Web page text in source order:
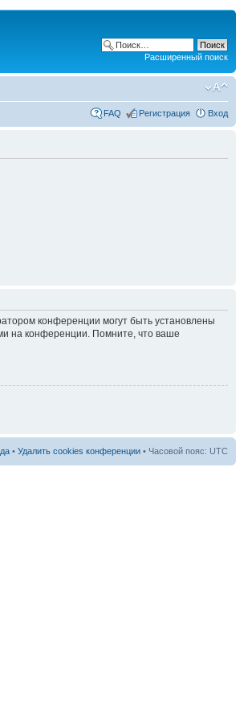
Расширенный поиск
FAQ Регистрация Вход
конференции могут быть установлены
на конференции. Помните, что ваше
• Удалить cookies конференции • Часовой пояс: UTC